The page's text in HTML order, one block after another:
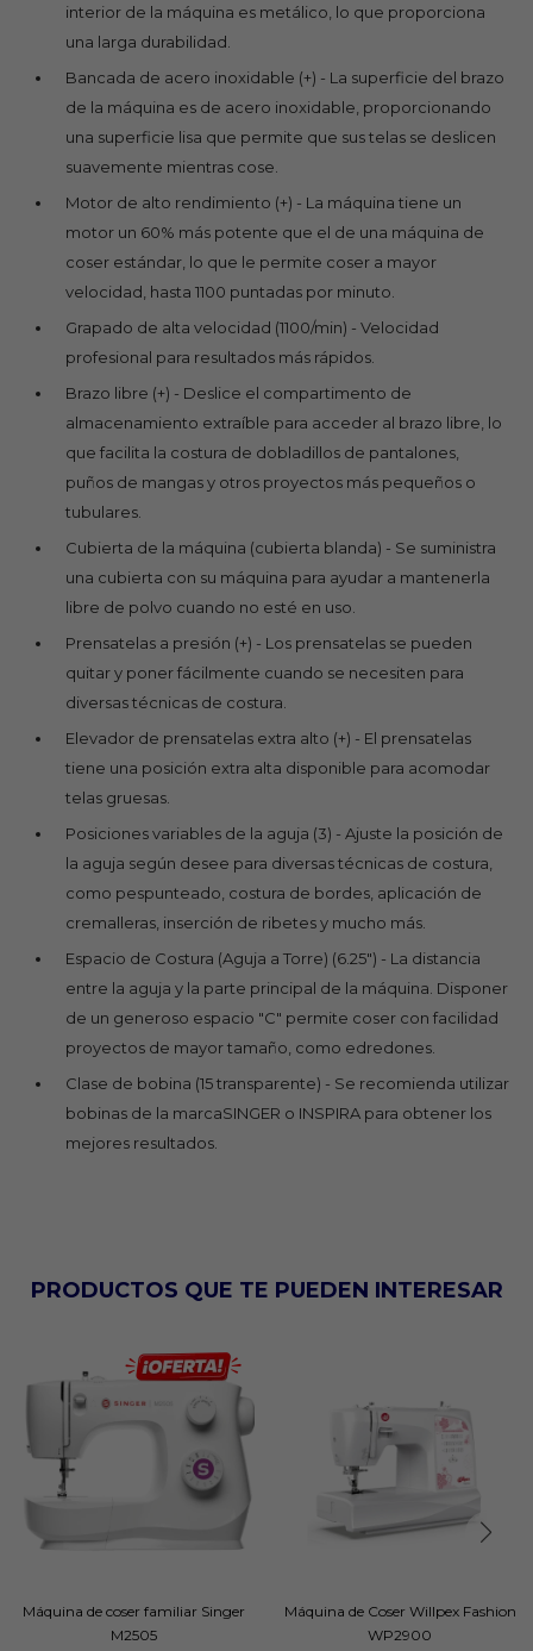
interior de la máquina es metálico, lo que proporciona
una larga durabilidad.
Bancada de acero inoxidable (+) - La superficie del brazo
de la máquina es de acero inoxidable, proporcionando
una superficie lisa que permite que sus telas se deslicen
suavemente mientras cose.
Motor de alto rendimiento (+) - La máquina tiene un
motor un 60% más potente que el de una máquina de
coser estándar, lo que le permite coser a mayor
velocidad, hasta 1100 puntadas por minuto.
Grapado de alta velocidad (1100/min) - Velocidad
profesional para resultados más rápidos.
Brazo libre (+) - Deslice el compartimento de
almacenamiento extraíble para acceder al brazo libre, lo
que facilita la costura de dobladillos de pantalones,
puños de mangas y otros proyectos más pequeños o
tubulares.
Cubierta de la máquina (cubierta blanda) - Se suministra
una cubierta con su máquina para ayudar a mantenerla
libre de polvo cuando no esté en uso.
Prensatelas a presión (+) - Los prensatelas se pueden
quitar y poner fácilmente cuando se necesiten para
diversas técnicas de costura.
Elevador de prensatelas extra alto (+) - El prensatelas
tiene una posición extra alta disponible para acomodar
telas gruesas.
Posiciones variables de la aguja (3) - Ajuste la posición de
la aguja según desee para diversas técnicas de costura,
como pespunteado, costura de bordes, aplicación de
cremalleras, inserción de ribetes y mucho más.
Espacio de Costura (Aguja a Torre) (6.25") - La distancia
entre la aguja y la parte principal de la máquina. Disponer
de un generoso espacio "C" permite coser con facilidad
proyectos de mayor tamaño, como edredones.
Clase de bobina (15 transparente) - Se recomienda utilizar
bobinas de la marcaSINGER o INSPIRA para obtener los
mejores resultados.
PRODUCTOS QUE TE PUEDEN INTERESAR
Máquina de coser familiar Singer
M2505
Máquina de Coser Willpex Fashion
WP2900